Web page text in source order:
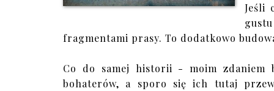
Jeśli
fragmentami prasy. To dodatkowo
Co do samej historii - moim zdaniem
bohaterów, a sporo się ich tutaj